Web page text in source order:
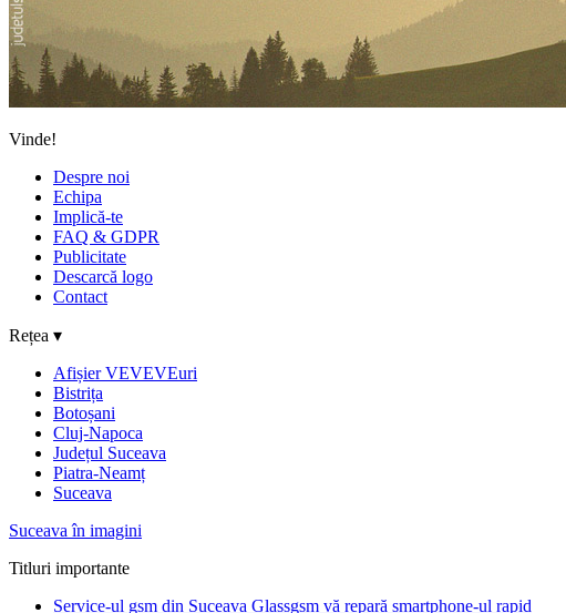
Vinde!
Despre noi
Echipa
Implică-te
FAQ & GDPR
Publicitate
Descarcă logo
Contact
Rețea ▾
Afișier VEVEVEuri
Bistrița
Botoșani
Cluj-Napoca
Județul Suceava
Piatra-Neamț
Suceava
Suceava în imagini
Titluri importante
Service-ul gsm din Suceava Glassgsm vă repară smartphone-ul rapid